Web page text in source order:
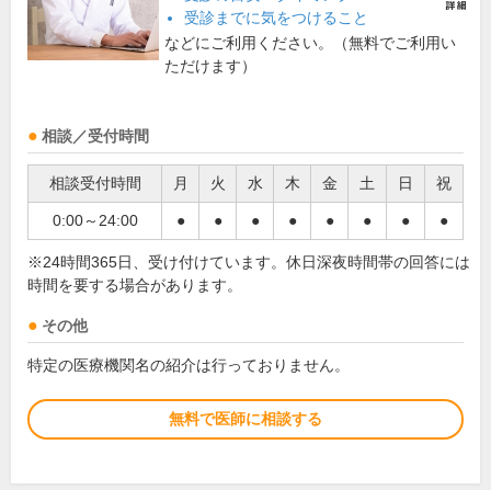
受診までに気をつけること
などにご利用ください。（無料でご利用い
ただけます）
相談／受付時間
相談受付時間 月 火 水 木 金 土 日 祝
0:00～24:00 ● ● ● ● ● ● ● ●
※24時間365日、受け付けています。休日深夜時間帯の回答には
時間を要する場合があります。
その他
特定の医療機関名の紹介は行っておりません。
無料で医師に相談する